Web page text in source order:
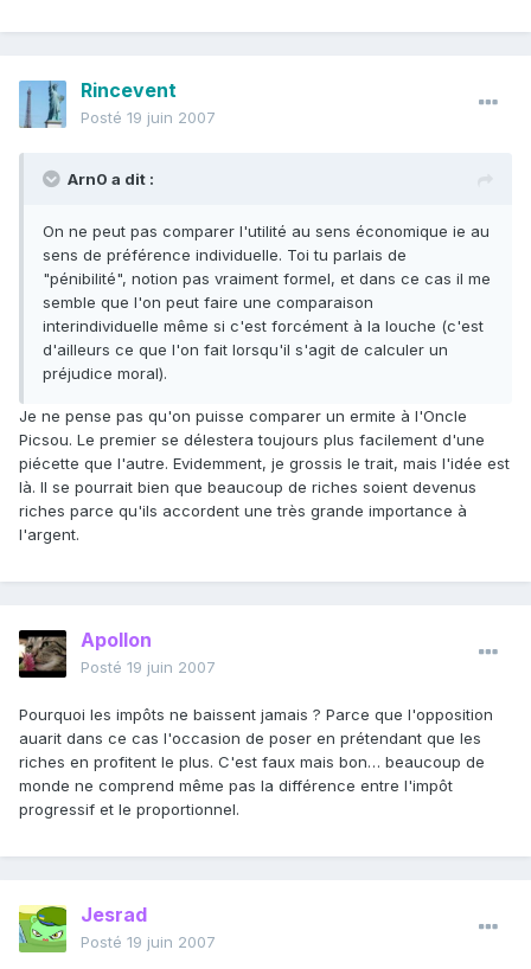
Rincevent
Posté 19 juin 2007
Arn0 a dit :
On ne peut pas comparer l'utilité au sens économique ie au
sens de préférence individuelle. Toi tu parlais de
"pénibilité", notion pas vraiment formel, et dans ce cas il me
semble que l'on peut faire une comparaison
interindividuelle même si c'est forcément à la louche (c'est
d'ailleurs ce que l'on fait lorsqu'il s'agit de calculer un
préjudice moral).
Je ne pense pas qu'on puisse comparer un ermite à l'Oncle
Picsou. Le premier se délestera toujours plus facilement d'une
piécette que l'autre. Evidemment, je grossis le trait, mais l'idée est
là. Il se pourrait bien que beaucoup de riches soient devenus
riches parce qu'ils accordent une très grande importance à
l'argent.
Apollon
Posté 19 juin 2007
Pourquoi les impôts ne baissent jamais ? Parce que l'opposition
auarit dans ce cas l'occasion de poser en prétendant que les
riches en profitent le plus. C'est faux mais bon… beaucoup de
monde ne comprend même pas la différence entre l'impôt
progressif et le proportionnel.
Jesrad
Posté 19 juin 2007